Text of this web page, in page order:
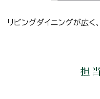
リビングダイニングが広く
担